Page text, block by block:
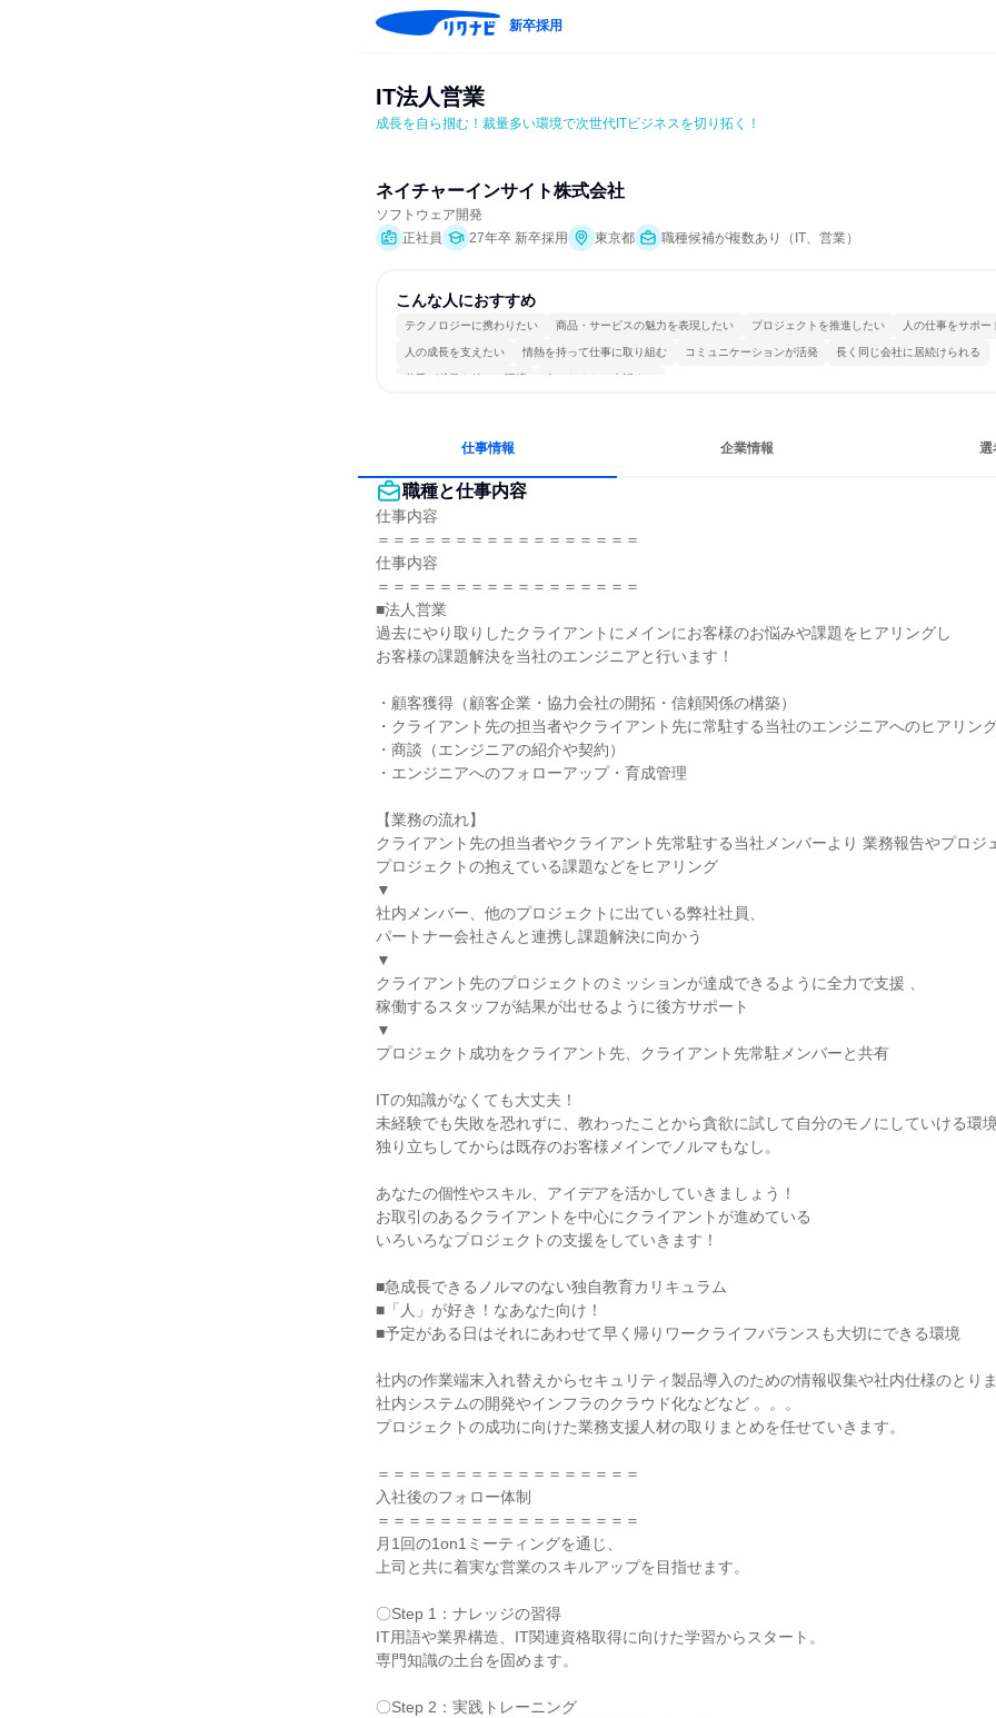
新卒採用
IT法人営業
成長を自ら掴む！裁量多い環境で次世代ITビジネスを切り拓く！
ネイチャーインサイト株式会社
ソフトウェア開発
正社員
27年卒 新卒採用 東京都 職種候補が複数あり（IT、営業）
こんな人におすすめ
テクノロジーに携わりたい 商品・サービスの魅力を表現したい プロジェクトを推進したい 人の仕事をサポー
人の成長を支えたい 情熱を持って仕事に取り組む コミュニケーションが活発 長く同じ会社に居続けられる
若手が裁量を持てる環境 人とたくさん会話する
仕事情報 企業情報 選
職種と仕事内容
仕事内容
＝＝＝＝＝＝＝＝＝＝＝＝＝＝＝＝＝
仕事内容
＝＝＝＝＝＝＝＝＝＝＝＝＝＝＝＝＝
■法人営業
過去にやり取りしたクライアントにメインにお客様のお悩みや課題をヒアリングし
お客様の課題解決を当社のエンジニアと行います！
・顧客獲得（顧客企業・協力会社の開拓・信頼関係の構築）
・クライアント先の担当者やクライアント先に常駐する当社のエンジニアへのヒアリン
・商談（エンジニアの紹介や契約）
・エンジニアへのフォローアップ・育成管理
【業務の流れ】
クライアント先の担当者やクライアント先常駐する当社メンバーより 業務報告やプロジ
プロジェクトの抱えている課題などをヒアリング
▼
社内メンバー、他のプロジェクトに出ている弊社社員、
パートナー会社さんと連携し課題解決に向かう
▼
クライアント先のプロジェクトのミッションが達成できるように全力で支援 、
稼働するスタッフが結果が出せるように後方サポート
▼
プロジェクト成功をクライアント先、クライアント先常駐メンバーと共有
ITの知識がなくても大丈夫！
未経験でも失敗を恐れずに、教わったことから貪欲に試して自分のモノにしていける環境
独り立ちしてからは既存のお客様メインでノルマもなし。
あなたの個性やスキル、アイデアを活かしていきましょう！
お取引のあるクライアントを中心にクライアントが進めている
いろいろなプロジェクトの支援をしていきます！
■急成長できるノルマのない独自教育カリキュラム
■「人」が好き！なあなた向け！
■予定がある日はそれにあわせて早く帰りワークライフバランスも大切にできる環境
社内の作業端末入れ替えからセキュリティ製品導入のための情報収集や社内仕様のとりま
社内システムの開発やインフラのクラウド化などなど 。。。
プロジェクトの成功に向けた業務支援人材の取りまとめを任せていきます。
＝＝＝＝＝＝＝＝＝＝＝＝＝＝＝＝＝
入社後のフォロー体制
＝＝＝＝＝＝＝＝＝＝＝＝＝＝＝＝＝
月1回の1on1ミーティングを通じ、
上司と共に着実な営業のスキルアップを目指せます。
〇Step 1：ナレッジの習得
IT用語や業界構造、IT関連資格取得に向けた学習からスタート。
専門知識の土台を固めます。
〇Step 2：実践トレーニング